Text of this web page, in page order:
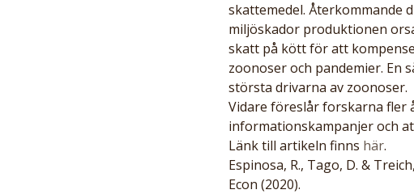
skattemedel. Återkommande
miljöskador produktionen
skatt på kött för att
zoonoser och pandemier. En
största drivarna av zoonoser.
Vidare föreslår forskarna fler
informationskampanjer och
Länk till artikeln finns här.
Espinosa, R., Tago, D. &
Econ (2020).